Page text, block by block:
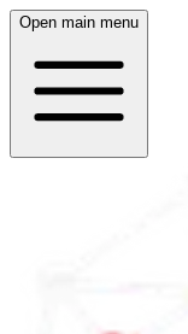
Open main menu